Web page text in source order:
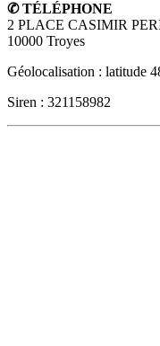
✆ TÉLÉPHONE
2 PLACE CASIMIR
10000 Troyes
Géolocalisation : latitude
Siren : 321158982